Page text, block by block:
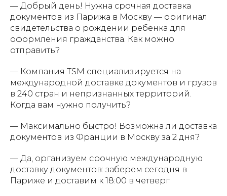
— Добрый день! Нужна срочная доставка
документов из Парижа в Москву — оригинал
свидетельства о рождении ребенка для
оформления гражданства. Как можно
отправить?
— Компания TSM специализируется на
международной доставке документов и грузов
в 240 стран и непризнанных территорий.
Когда вам нужно получить?
— Максимально быстро! Возможна ли доставка
документов из Франции в Москву за 2 дня?
— Да, организуем срочную международную
доставку документов: заберем сегодня в
Париже и доставим к 18:00 в четверг